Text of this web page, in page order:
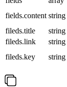
fields.content string
fileds.title
string
fileds.link
string
fileds.key
string